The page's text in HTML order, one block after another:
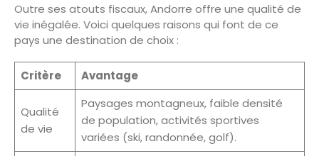
Outre ses atouts fiscaux, Andorre offre une qualité de
vie inégalée. Voici quelques raisons qui font de ce
pays une destination de choix :
Critère Avantage
Qualité
de vie
Paysages montagneux, faible densité
de population, activités sportives
variées (ski, randonnée, golf).